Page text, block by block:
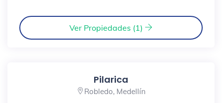
Ver Propiedades (1)
Pilarica
Robledo, Medellín